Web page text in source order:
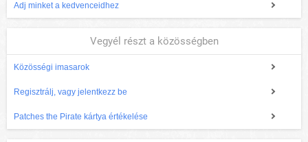
Adj minket a kedvenceidhez
Vegyél részt a közösségben
Közösségi imasarok
Regisztrálj, vagy jelentkezz be
Patches the Pirate kártya értékelése